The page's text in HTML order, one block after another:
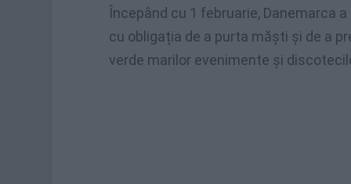
Începând cu 1 februarie, Danemarca
cu obligația de a purta măști și de a
verde marilor evenimente și